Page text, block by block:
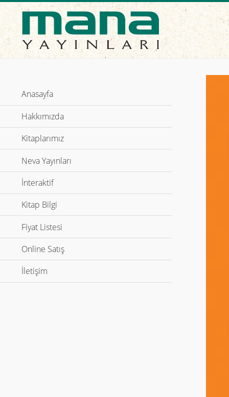
Anasayfa
Hakkımızda
Kitaplarımız
Neva Yayınları
İnteraktifGenişletmek için tıklayın
Kitap Bilgi
Fiyat Listesi
Online Satış
İletişim